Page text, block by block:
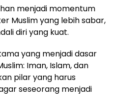
menjadi momentum
Muslim yang lebih sabar,
diri yang kuat.
yang menjadi dasar
Iman, Islam, dan
pilar yang harus
seseorang menjadi